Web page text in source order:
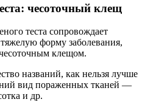
чесоточный клещ
теста сопровождает
форму заболевания,
клещом.
названий, как нельзя лучше
вид пораженных тканей —
и др.